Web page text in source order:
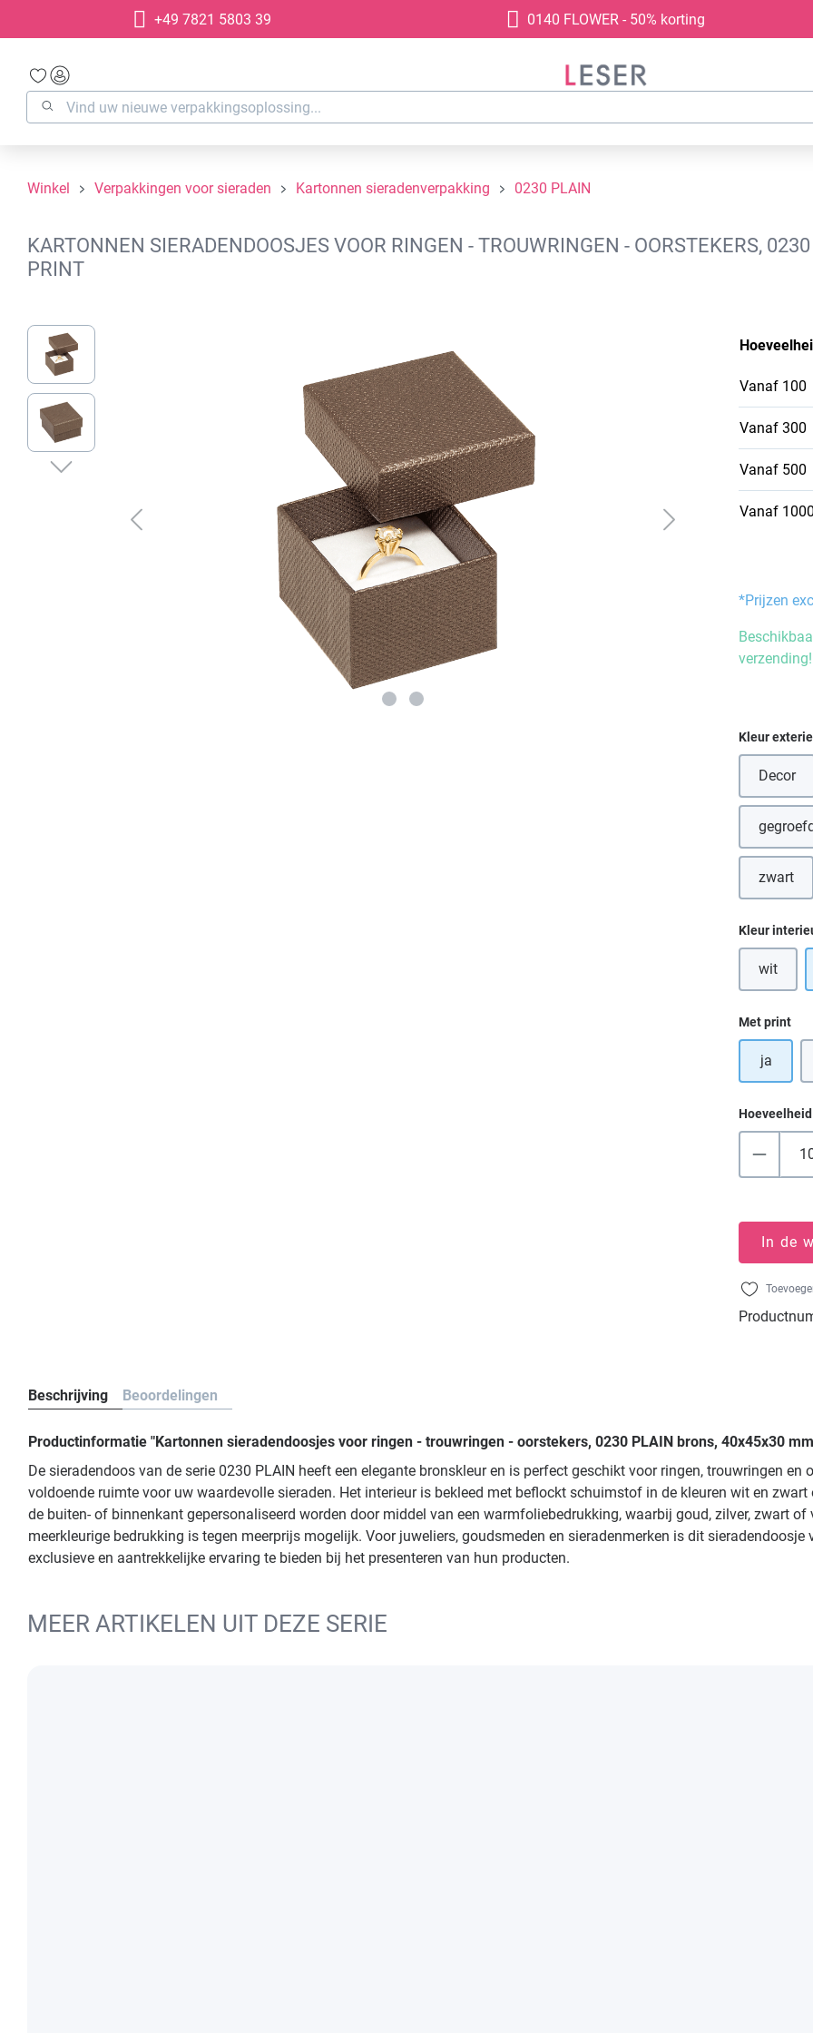
Ga naar de hoofdnavigatie
+49 7821 5803 39 0140 FLOWER - 50% korting
Winkel Verpakkingen voor sieraden Kartonnen sieradenverpakking 0230 PLAIN
KARTONNEN SIERADENDOOSJES VOOR RINGEN - TROUWRINGEN - OORSTEKERS,
PRINT
Afbeeldingengalerij overslaan
Vanaf 100
Vanaf 300
Vanaf 500
Vanaf 1000
*Prijzen
verzending!
Selecteer
Kleur
Decor
(Deze
zwart(Deze
Selecteer
Kleur
wit(Deze
Selecteer
Met print
ja
Hoeveelheid
In de
Beschrijving Beoordelingen
Productinformatie "Kartonnen sieradendoosjes voor ringen - trouwringen - oorstekers, 0230 PLAIN brons, 40x45x30
De sieradendoos van de serie 0230 PLAIN heeft een elegante bronskleur en is perfect geschikt voor ringen, trouwringen
voldoende ruimte voor uw waardevolle sieraden. Het interieur is bekleed met beflockt schuimstof in de kleuren wit en
de buiten- of binnenkant gepersonaliseerd worden door middel van een warmfoliebedrukking, waarbij goud, zilver, zwart
meerkleurige bedrukking is tegen meerprijs mogelijk. Voor juweliers, goudsmeden en sieradenmerken is dit
exclusieve en aantrekkelijke ervaring te bieden bij het presenteren van hun producten.
MEER ARTIKELEN UIT DEZE SERIE